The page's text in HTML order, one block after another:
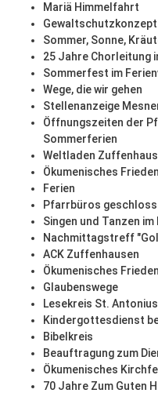
Mariä Himmelfahrt
Gewaltschutzkonzept
Sommer, Sonne,
25 Jahre Chorleitung
Sommerfest im
Wege, die wir gehen
Stellenanzeige
Öffnungszeiten der
Sommerferien
Weltladen
Ökumenisches
Ferien
Pfarrbüros
Singen und Tanzen im
Nachmittagstreff
ACK Zuffenhausen
Ökumenisches
Glaubenswege
Lesekreis St. Antonius
Kindergottesdienst
Bibelkreis
Beauftragung zum
Ökumenisches
70 Jahre Zum Guten